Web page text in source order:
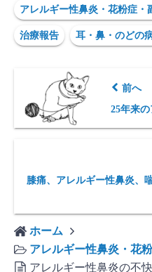
アレルギー性鼻炎・花粉症・
治療報告 耳・鼻・のどの
前へ
25年来
膝痛、アレルギー性鼻炎、
ホーム
アレルギー性鼻炎・花
アレルギー性鼻炎の不